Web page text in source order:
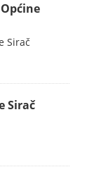
Sirač
Sirač